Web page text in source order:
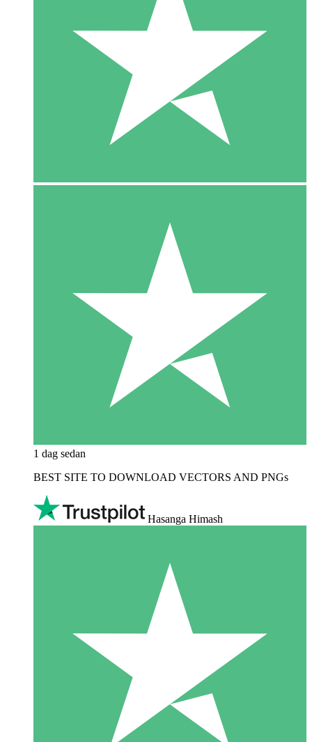
1 dag sedan
BEST SITE TO DOWNLOAD VECTORS AND PNGs
Hasanga Himash